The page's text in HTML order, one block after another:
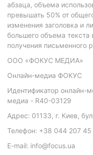
абзаца, объема
превышать 50% от
изменения заголовка и
большего объема
получения письменного
ООО «ФОКУС МЕДИА»
Онлайн-медиа ФОКУС
Идентификатор онлайн-
медиа - R40-03129
Адрес: 01133, г. Киев,
Телефон: +38 044 207 45
E-mail: info@focus.ua